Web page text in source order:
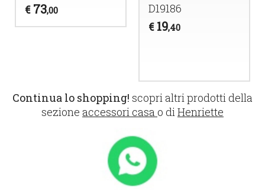
€ 73,00
D19186
€ 19,40
Continua lo shopping! scopri altri prodotti della
sezione accessori casa o diHenriette